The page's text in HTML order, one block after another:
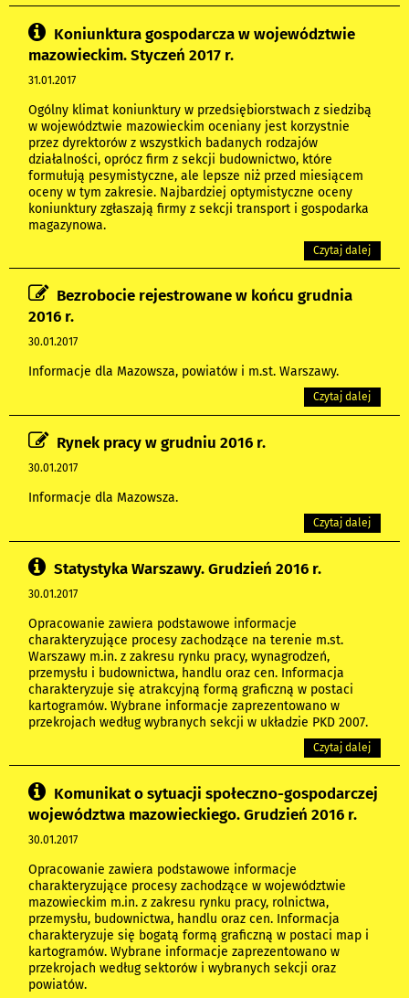
Koniunktura gospodarcza w województwie
mazowieckim. Styczeń 2017 r.
31.01.2017
Ogólny klimat koniunktury w przedsiębiorstwach z siedzibą
w województwie mazowieckim oceniany jest korzystnie
przez dyrektorów z wszystkich badanych rodzajów
działalności, oprócz firm z sekcji budownictwo, które
formułują pesymistyczne, ale lepsze niż przed miesiącem
oceny w tym zakresie. Najbardziej optymistyczne oceny
koniunktury zgłaszają firmy z sekcji transport i gospodarka
magazynowa.
Czytaj dalej
Bezrobocie rejestrowane w końcu grudnia
2016 r.
30.01.2017
Informacje dla Mazowsza, powiatów i m.st. Warszawy.
Czytaj dalej
Rynek pracy w grudniu 2016 r.
30.01.2017
Informacje dla Mazowsza.
Czytaj dalej
Statystyka Warszawy. Grudzień 2016 r.
30.01.2017
Opracowanie zawiera podstawowe informacje
charakteryzujące procesy zachodzące na terenie m.st.
Warszawy m.in. z zakresu rynku pracy, wynagrodzeń,
przemysłu i budownictwa, handlu oraz cen. Informacja
charakteryzuje się atrakcyjną formą graficzną w postaci
kartogramów. Wybrane informacje zaprezentowano w
przekrojach według wybranych sekcji w układzie PKD 2007.
Czytaj dalej
Komunikat o sytuacji społeczno-gospodarczej
województwa mazowieckiego. Grudzień 2016 r.
30.01.2017
Opracowanie zawiera podstawowe informacje
charakteryzujące procesy zachodzące w województwie
mazowieckim m.in. z zakresu rynku pracy, rolnictwa,
przemysłu, budownictwa, handlu oraz cen. Informacja
charakteryzuje się bogatą formą graficzną w postaci map i
kartogramów. Wybrane informacje zaprezentowano w
przekrojach według sektorów i wybranych sekcji oraz
powiatów.